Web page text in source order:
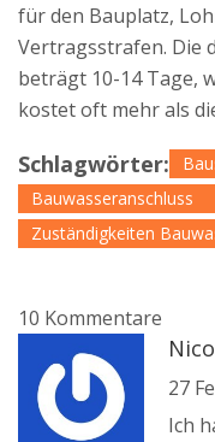
für den Bauplatz,
Vertragsstrafen. Die
beträgt 10-14 Tage,
kostet oft mehr als
Schlagwörter:
Bauwasseranschluss
Zuständigkeiten
10 Kommentare
27
Ich